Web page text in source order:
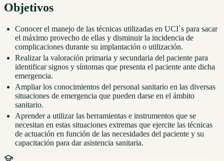
Objetivos
Conocer el manejo de las técnicas utilizadas en UCI`s para sacar
el máximo provecho de ellas y disminuir la incidencia de
complicaciones durante su implantación o utilización.
Realizar la valoración primaria y secundaria del paciente para
identificar signos y síntomas que presenta el paciente ante dicha
emergencia.
Ampliar los conocimientos del personal sanitario en las diversas
situaciones de emergencia que pueden darse en el ámbito
sanitario.
Aprender a utilizar las herramientas e instrumentos que se
necesitan en estas situaciones extremas que ejercite las técnicas
de actuación en función de las necesidades del paciente y su
capacitación para dar asistencia sanitaria.